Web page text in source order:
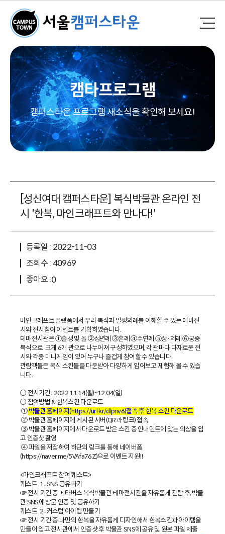
캠타프로그램
캠퍼스타운 프로그램 새소식을 확인해 보세요!
[성신여대 캠퍼스타운] 복식박물관 온라인 전
시 '한복, 마인크래프트와 만나다!'
등록일 : 2022-11-03
조회수 : 40969
좋아요 :0
마인크래프트 플랫폼에서 우리 복식과 일생의례를 이해할 수 있는 테마전
시와 전시참여 이벤트를 기획하였습니다.
테마전시관은 ①출생 및 돌 ②성년례 ③혼례 ④수연례 ⑤상·제례 ⑥궁중
복식으로 크게 6개 관으로 나누어져 구성하였으며, 각 관마다 다채로운 전
시와 각종 미니게임이 있어 누구나 즐겁게 참여할 수 있습니다.
관람객들은 복식 스킨들을 다운받아 다양하게 입어보고 체험해 볼 수 있습
니다.
○ 전시기간 : 2022.11.14(월)~12.04(일)
○ 참여방법 & 한복스킨 다운로드
①박물관 홈페이지(https://url.kr/dlpnv6)접속 후 한복 스킨 다운로드
② 박물관 홈페이지에 게시된 서버(QR과 링크) 접속
③ 박물관 홈페이지에서 다운로드 받은 스킨 중 안내멘트에 맞는 의상을 입
고 인증샷 촬영
④ 파일을 저장하여 하단의 링크를 통해 네이버폼
(https://naver.me/5VAfa76Z)으로 이벤트 지원!!
<마인크래프트 참여 퀘스트>
퀘스트 1 : SNS 공유하기
☞ 전시 기간 중 메타버스 복식박물관 테마전시관을 자유롭게 관람 후, 박물
관 SNS에 방문 인증 및 공유하기
퀘스트 2 : 커스텀 아이템 만들기
☞ 전시 기간 중 나만의 한복을 자유롭게 디자인해서 한복스킨과 아이템을
만들어 입고 전시관에서 인증샷 후 박물관 SNS에 공유 및 원본 파일 제출